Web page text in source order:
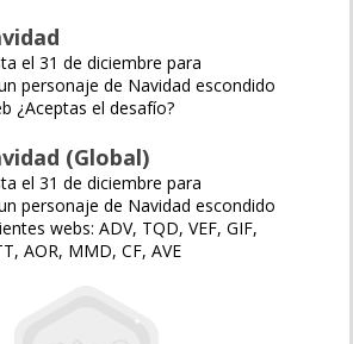
el 31 de diciembre para
personaje de Navidad escondido
¿Aceptas el desafío?
(Global)
el 31 de diciembre para
personaje de Navidad escondido
webs: ADV, TQD, VEF, GIF,
AOR, MMD, CF, AVE